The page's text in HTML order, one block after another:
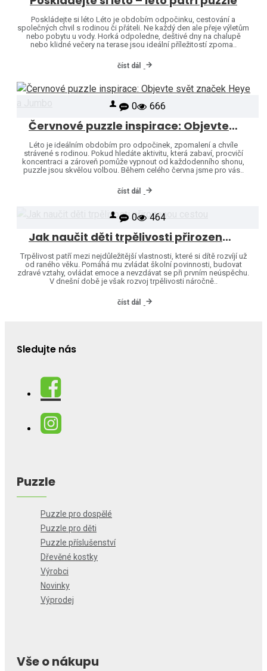
Poskládejte si léto Léto je obdobím odpočinku, cestování a
společných chvil s rodinou či přáteli. Ne každý den ale přeje výletům
nebo pobytu u vody. Horká odpoledne, deštivé dny na chalupě
nebo klidné večery na terase jsou ideální příležitostí zpoma..
číst dál
0 666
Červnové puzzle inspirace: Objevte svět značek Heye a Jumbo
Léto je ideálním obdobím pro odpočinek, zpomalení a chvíle
strávené s rodinou. Pokud hledáte aktivitu, která zabaví, procvičí
koncentraci a zároveň pomůže vypnout od každodenního shonu,
puzzle jsou skvělou volbou. Během celého června jsme pro vás..
číst dál
0 464
Jak naučit děti trpělivosti přirozenou cestou
Trpělivost patří mezi nejdůležitější vlastnosti, které si dítě rozvíjí už
od raného věku. Pomáhá mu zvládat školní povinnosti, budovat
zdravé vztahy, ovládat emoce a nevzdávat se při prvním neúspěchu.
V dnešní době je však rozvoj trpělivosti náročně..
číst dál
Sledujte nás
Puzzle
Puzzle pro dospělé
Puzzle pro děti
Puzzle příslušenství
Dřevěné kostky
Výrobci
Novinky
Výprodej
Vše o nákupu